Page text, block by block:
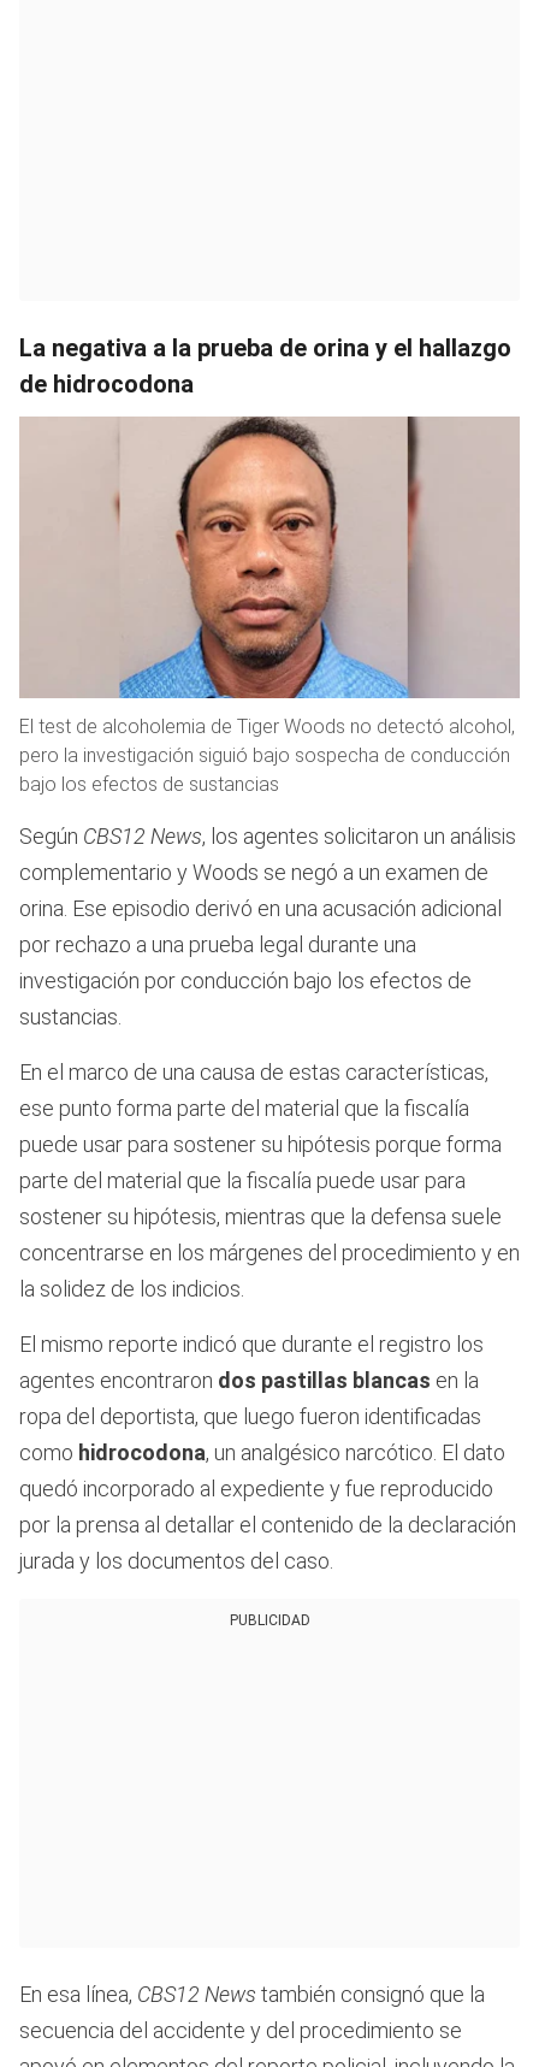
La negativa a la prueba de orina y el hallazgo
de hidrocodona
El test de alcoholemia de Tiger Woods no detectó alcohol,
pero la investigación siguió bajo sospecha de conducción
bajo los efectos de sustancias
Según CBS12 News, los agentes solicitaron un análisis
complementario y Woods se negó a un examen de
orina. Ese episodio derivó en una acusación adicional
por rechazo a una prueba legal durante una
investigación por conducción bajo los efectos de
sustancias.
En el marco de una causa de estas características,
ese punto forma parte del material que la fiscalía
puede usar para sostener su hipótesis porque forma
parte del material que la fiscalía puede usar para
sostener su hipótesis, mientras que la defensa suele
concentrarse en los márgenes del procedimiento y en
la solidez de los indicios.
El mismo reporte indicó que durante el registro los
agentes encontraron dos pastillas blancas en la
ropa del deportista, que luego fueron identificadas
como hidrocodona, un analgésico narcótico. El dato
quedó incorporado al expediente y fue reproducido
por la prensa al detallar el contenido de la declaración
jurada y los documentos del caso.
PUBLICIDAD
En esa línea, CBS12 News también consignó que la
secuencia del accidente y del procedimiento se